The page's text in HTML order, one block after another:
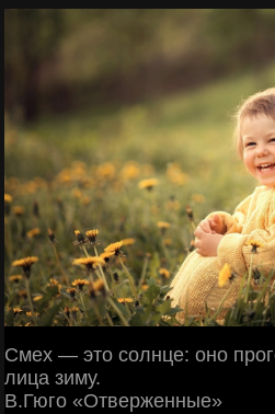
Смех — это солнце: оно
лица зиму.
В.Гюго «Отверженные»